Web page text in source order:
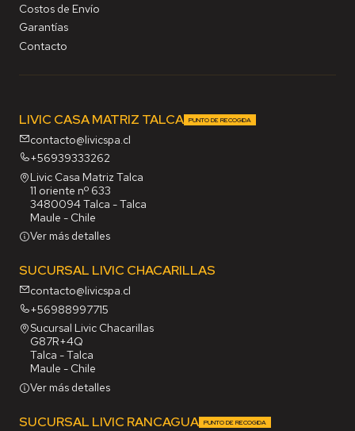
Costos de Envío
Garantías
Contacto
LIVIC CASA MATRIZ TALCA PUNTO DE RECOGIDA
contacto@livicspa.cl
+56939333262
Livic Casa Matriz Talca
11 oriente nº 633
3480094 Talca - Talca
Maule - Chile
Ver más detalles
SUCURSAL LIVIC CHACARILLAS
contacto@livicspa.cl
+56988997715
Sucursal Livic Chacarillas
G87R+4Q
Talca - Talca
Maule - Chile
Ver más detalles
SUCURSAL LIVIC RANCAGUA PUNTO DE RECOGIDA